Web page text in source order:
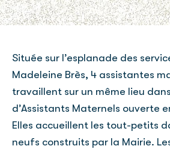
Située sur l’esplanade des
Madeleine Brès, 4 assistantes
travaillent sur un même lieu
d’Assistants Maternels ouverte
Elles accueillent les tout-petits
neufs construits par la Mairie.